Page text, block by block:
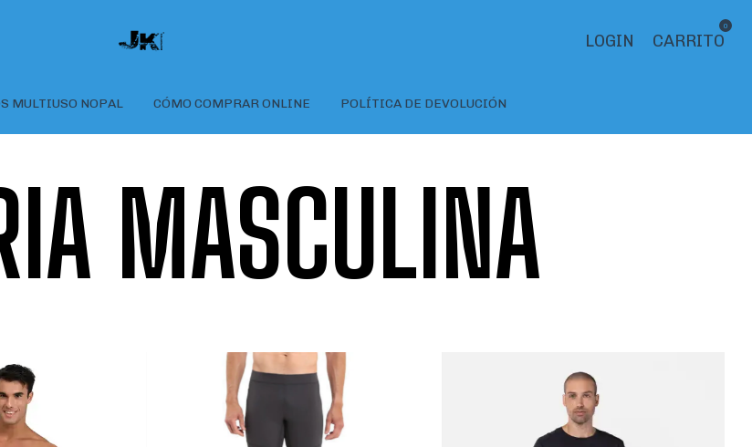
LOGIN CARRITO
0
MULTIUSO NOPAL CÓMO COMPRAR ONLINE POLÍTICA DE DEVOLUCIÓN
MASCULINA